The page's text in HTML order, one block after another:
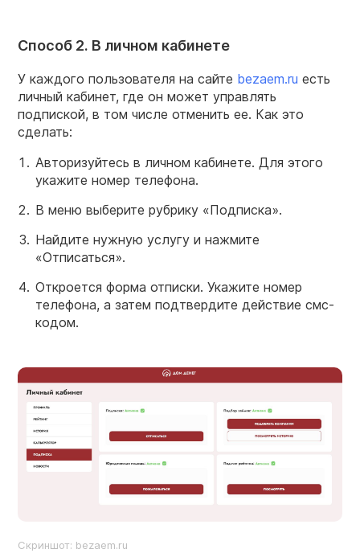
Способ 2. В личном кабинете
У каждого пользователя на сайте bezaem.ru есть
личный кабинет, где он может управлять
подпиской, в том числе отменить ее. Как это
сделать:
Авторизуйтесь в личном кабинете. Для этого
укажите номер телефона.
В меню выберите рубрику «Подписка».
Найдите нужную услугу и нажмите
«Отписаться».
Откроется форма отписки. Укажите номер
телефона, а затем подтвердите действие смс-
кодом.
Скриншот: bezaem.ru